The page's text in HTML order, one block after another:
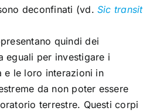
deconfinati (vd.Sic transit
quindi dei
eguali per investigare i
e le loro interazioni in
da non poter essere
terrestre. Questi corpi